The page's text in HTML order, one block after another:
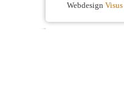
Webdesign Visus